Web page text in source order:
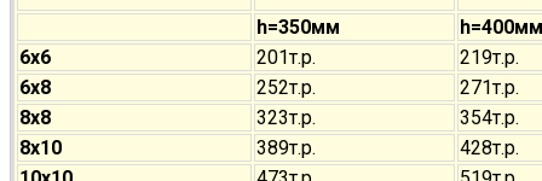
h=350мм
h=400мм
6х6
201т.р.
219т.р.
6х8
252т.р.
271т.р.
8х8
323т.р.
354т.р.
8х10
389т.р.
428т.р.